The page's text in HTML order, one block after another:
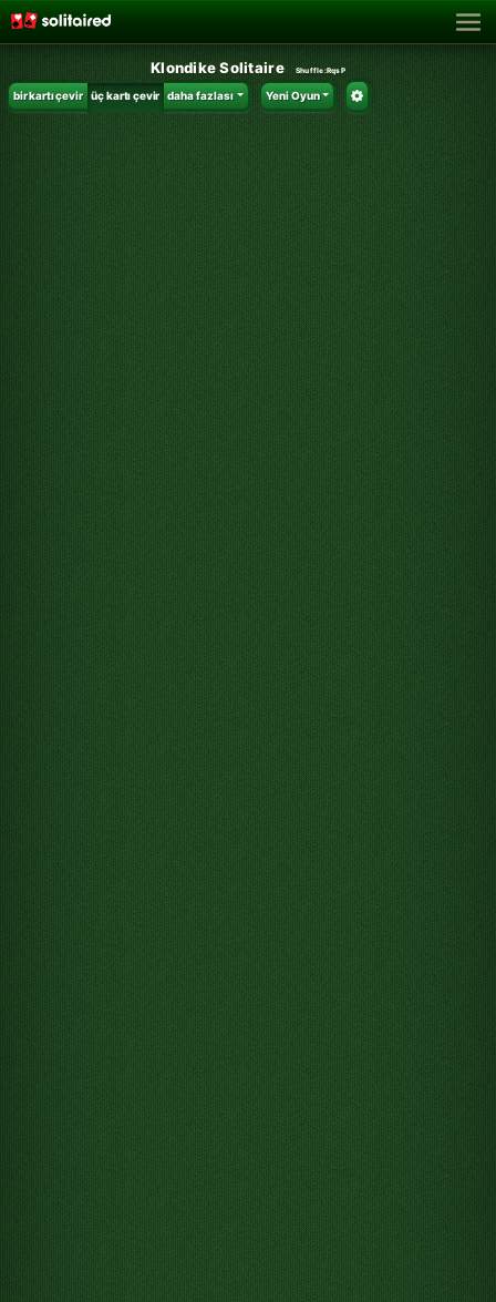
Klondike Solitaire Shuffle:RqsP
bir kartı çevir üç kartı çevir daha fazlası Yeni Oyun